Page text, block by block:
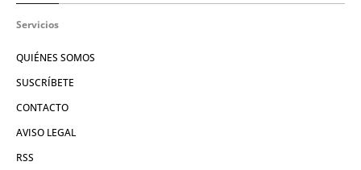
Servicios
QUIÉNES SOMOS
SUSCRÍBETE
CONTACTO
AVISO LEGAL
RSS